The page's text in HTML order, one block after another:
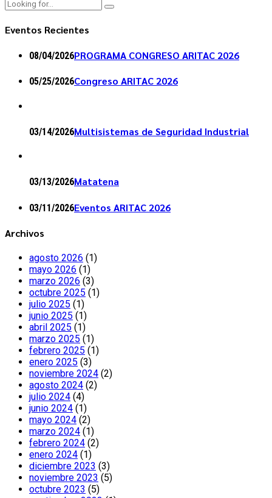
Eventos Recientes
08/04/2026PROGRAMA CONGRESO ARITAC 2026
05/25/2026Congreso ARITAC 2026
03/14/2026Multisistemas de Seguridad Industrial
03/13/2026Matatena
03/11/2026Eventos ARITAC 2026
Archivos
agosto 2026 (1)
mayo 2026 (1)
marzo 2026 (3)
octubre 2025 (1)
julio 2025 (1)
junio 2025 (1)
abril 2025 (1)
marzo 2025 (1)
febrero 2025 (1)
enero 2025 (3)
noviembre 2024 (2)
agosto 2024 (2)
julio 2024 (4)
junio 2024 (1)
mayo 2024 (2)
marzo 2024 (1)
febrero 2024 (2)
enero 2024 (1)
diciembre 2023 (3)
noviembre 2023 (5)
octubre 2023 (5)